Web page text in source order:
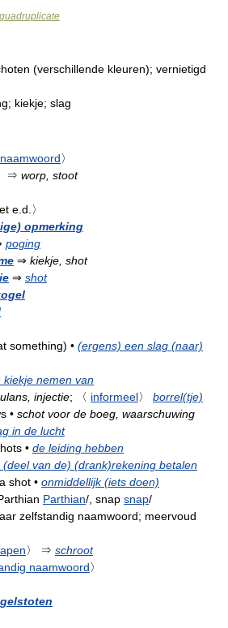
quadruplicate
(verschillende kleuren); vernietigd
kiekje; slag
〉
⇒ worp, stoot
e.d.〉
opmerking
poging
⇒ kiekje, shot
⇒ shot
something) • (ergens) een slag (naar)
kiekje nemen van
injectie; 〈 informeel〉
borrel(tje)
• schot voor de boeg, waarschuwing
in de lucht
• de leiding hebben
(deel van de) (drank)rekening betalen
a shot • onmiddellijk (iets doen)
Parthian/, snap snap/
zelfstandig naamwoord; meervoud
〉 ⇒ schroot
naamwoord〉